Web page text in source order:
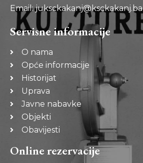
Email: juksckakanj@ksckakanj.ba
Servisne informacije
O nama
Opće informacije
Historijat
Uprava
Javne nabavke
Objekti
Obavijesti
Online rezervacije